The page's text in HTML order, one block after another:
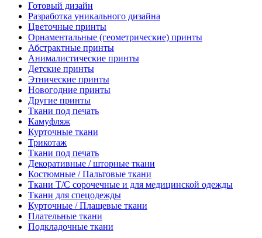
Готовый дизайн
Разработка уникального дизайна
Цветочные принты
Орнаментальные (геометрические) принты
Абстрактные принты
Анималистические принты
Детские принты
Этнические принты
Новогодние принты
Другие принты
Ткани под печать
Камуфляж
Курточные ткани
Трикотаж
Ткани под печать
Декоративные / шторные ткани
Костюмные / Пальтовые ткани
Ткани Т/С сорочечные и для медицинской одежды
Ткани для спецодежды
Курточные / Плащевые ткани
Плательные ткани
Подкладочные ткани